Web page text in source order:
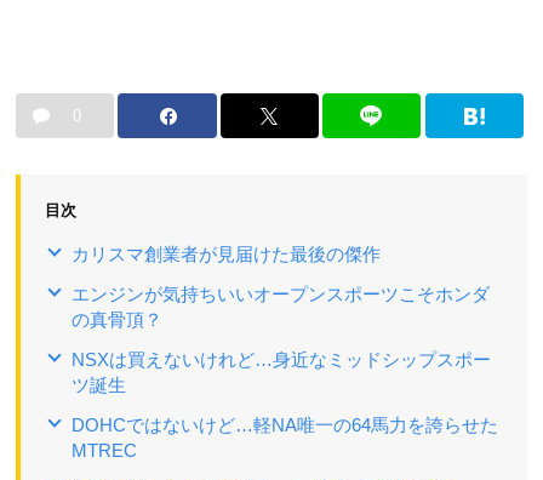
0
目次
カリスマ創業者が見届けた最後の傑作
エンジンが気持ちいいオープンスポーツこそホンダ
の真骨頂？
NSXは買えないけれど…身近なミッドシップスポー
ツ誕生
DOHCではないけど…軽NA唯一の64馬力を誇らせた
MTREC